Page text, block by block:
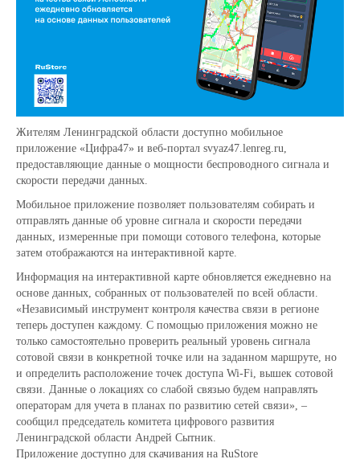
Жителям Ленинградской области доступно мобильное
приложение «Цифра47» и веб-портал svyaz47.lenreg.ru,
предоставляющие данные о мощности беспроводного сигнала и
скорости передачи данных.
Мобильное приложение позволяет пользователям собирать и
отправлять данные об уровне сигнала и скорости передачи
данных, измеренные при помощи сотового телефона, которые
затем отображаются на интерактивной карте.
Информация на интерактивной карте обновляется ежедневно на
основе данных, собранных от пользователей по всей области.
«Независимый инструмент контроля качества связи в регионе
теперь доступен каждому. С помощью приложения можно не
только самостоятельно проверить реальный уровень сигнала
сотовой связи в конкретной точке или на заданном маршруте, но
и определить расположение точек доступа Wi-Fi, вышек сотовой
связи. Данные о локациях со слабой связью будем направлять
операторам для учета в планах по развитию сетей связи», –
сообщил председатель комитета цифрового развития
Ленинградской области Андрей Сытник.
Приложение доступно для скачивания на RuStore